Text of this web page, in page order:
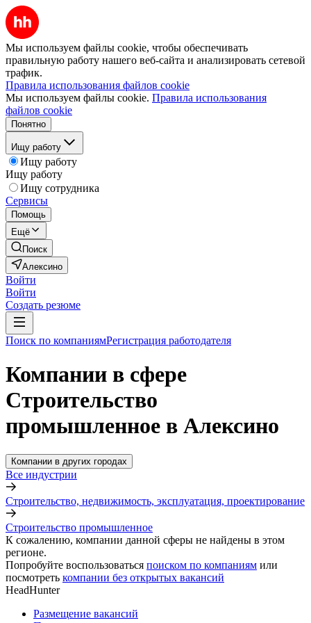
Мы используем файлы cookie, чтобы обеспечивать
правильную работу нашего веб-сайта и анализировать сетевой
трафик.
Правила использования файлов cookie
Мы используем файлы cookie. Правила использования
файлов cookie
Понятно
Ищу работу
Ищу работу
Ищу работу
Ищу сотрудника
Сервисы
Помощь
Ещё
Поиск
Алексино
Войти
Войти
Создать резюме
Поиск по компаниямРегистрация работодателя
Компании в сфере
Строительство
промышленное в Алексино
Компании в других городах
Все индустрии
Строительство, недвижимость, эксплуатация, проектирование
Строительство промышленное
К сожалению, компании данной сферы не найдены в этом
регионе.
Попробуйте воспользоваться поиском по компаниям или
посмотреть компании без открытых вакансий
HeadHunter
Размещение вакансий